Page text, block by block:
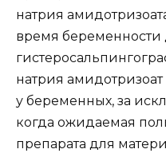
натрия
время
натрия амидотризоат
у беременных, за
когда ожидаемая
препарата для